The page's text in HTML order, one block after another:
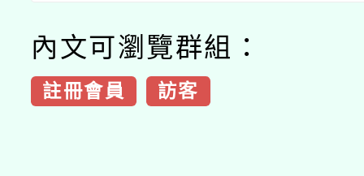
內文可瀏覽群組：
註冊會員 訪客